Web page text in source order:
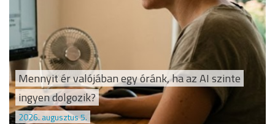
Mennyit ér valójában egy óránk, ha az AI szinte
ingyen dolgozik?
2026. augusztus 5.